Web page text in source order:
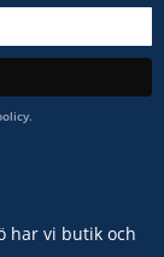
.
har vi butik och